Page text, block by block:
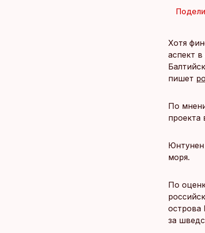
Хотя
аспект
пишет
По
проекта
Юнтунен
моря.
По
острова
за